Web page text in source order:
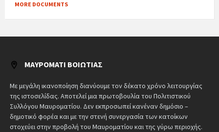
MORE DOCUMENTS
ΜΑΥΡΟΜΆΤΙ ΒΟΙΩΤΊΑΣ
Με μεγάλη ικανοποίηση διανύουμε τον δέκατο χρόνο λειτουργίας
της ιστοσελίδας. Αποτελεί μια πρωτοβουλία του Πολιτιστικού
Συλλόγου Μαυροματίου. Δεν εκπροσωπεί κανέναν δημόσιο –
δημοτικό φορέα και με την στενή συνεργασία των κατοίκων
στοχεύει στην προβολή του Μαυροματίου και της γύρω περιοχής.